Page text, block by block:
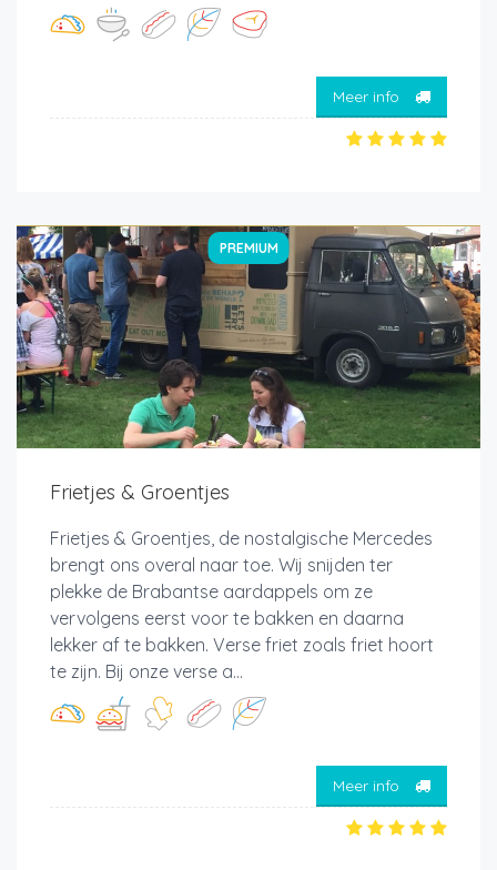
Meer info
PREMIUM
Frietjes & Groentjes
Frietjes & Groentjes, de nostalgische Mercedes
brengt ons overal naar toe. Wij snijden ter
plekke de Brabantse aardappels om ze
vervolgens eerst voor te bakken en daarna
lekker af te bakken. Verse friet zoals friet hoort
te zijn. Bij onze verse a...
Meer info